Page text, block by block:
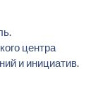
центра
и инициатив.